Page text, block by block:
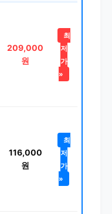
209,000
원
최
저
가
»
116,000
원
최
저
가
»